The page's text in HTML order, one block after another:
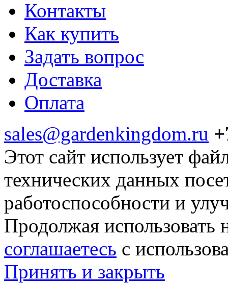
Контакты
Как купить
Задать вопрос
Доставка
Оплата
sales@gardenkingdom.ru
Этот сайт использует
технических данных
работоспособности и
Продолжая использовать
соглашаетесь с
Принять и закрыть